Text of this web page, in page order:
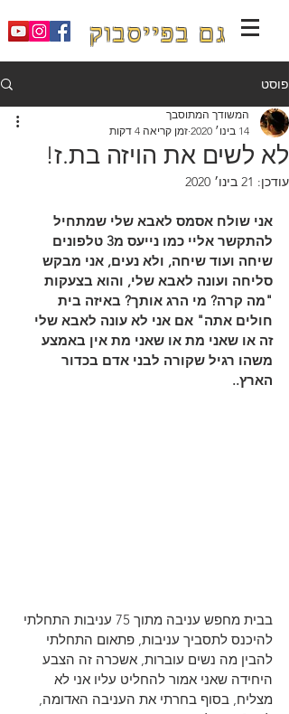
גם בפייסבוק
פוסט
לא לשים את הויזה בת.ז!
המשודך המתוסבך
14 בינו׳ 2020
זמן קריאה 4 דקות
עודכן: 21 בינו׳ 2020
אני שולח אסמס לאבא שלי שמתחיל
להתקשר אליי כמו נייעס מ3 טלפונים
שיחה ועוד שיחה, ולא נעים, אני מבקש
סליחה ועונה לאבא שלי, והוא בצעקות
"מה קרה? מי הרג אותך? באיזה בית
חולים אתה" אם אני לא עונה לאבא שלי
זה או שאני מת או שאני מת אין באמצע
משהו רגיל שקורה לבני אדם בכדור
הארץ..
בבית מחפש עניבה מתוך 75 עניבות התחלתי
להיכנס לתסביך עניבות, פתאום התחלתי
להבין מה נשים עוברות, אשכרה זה הצבע
היחידה שאני אמור להחליט עליו אני לא
מצליח, בסוף בחרתי את העניבה האדומה,